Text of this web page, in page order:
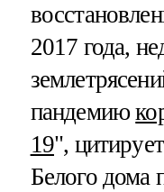
2017 года,
пандемию
19",
Белого дома